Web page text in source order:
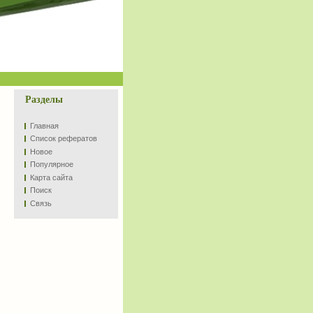
Разделы
Главная
Список рефератов
Новое
Популярное
Карта сайта
Поиск
Связь